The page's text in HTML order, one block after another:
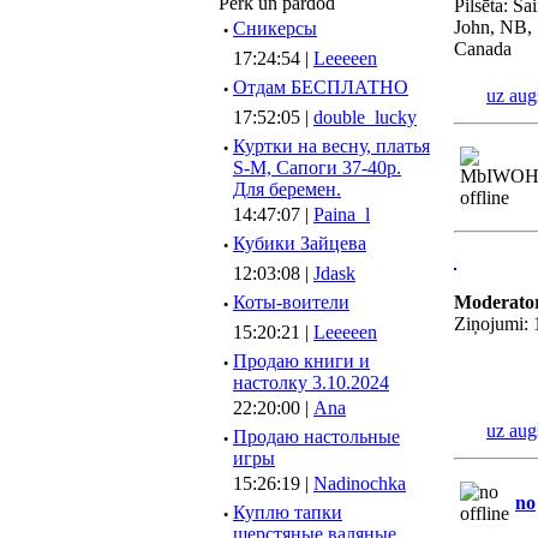
· Сникерсы
17:24:54 | Leeeeen
· Отдам БЕСПЛАТНО
17:52:05 | double_lucky
· Куртки на весну, платья
S-M, Сапоги 37-40р.
Для беремен.
14:47:07 | Paina_l
· Кубики Зайцева
12:03:08 | Jdask
· Коты-воители
15:20:21 | Leeeeen
· Продаю книги и
настолку 3.10.2024
22:20:00 | Ana
· Продаю настольные
игры
15:26:19 | Nadinochka
· Куплю тапки
шерстяные валяные
Pilsēta:
John, NB,
Canada
uz
Ziņojumi:
uz
no